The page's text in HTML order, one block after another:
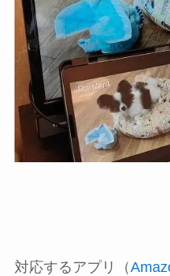
対応するアプリ（